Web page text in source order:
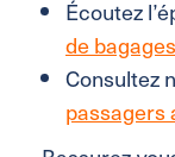
Écoutez
de bagages
Consultez
passagers